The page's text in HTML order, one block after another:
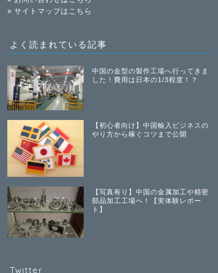
» サイトマップはこちら
よく読まれている記事
中国の金型の製作工場へ行ってきま
した！費用は日本の1/3程度！？
【初心者向け】中国輸入ビジネスの
やり方から稼ぐコツまで公開
【写真有り】中国の金属加工や精密
部品加工工場へ！【実体験レポー
ト】
Twitter